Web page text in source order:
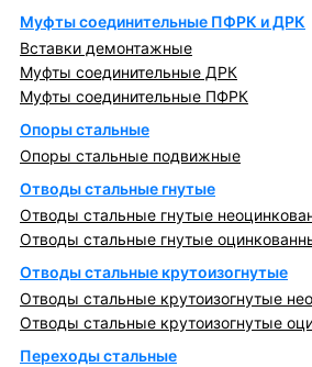
Муфты соединительные ПФРК и ДРК
Вставки демонтажные
Муфты соединительные ДРК
Муфты соединительные ПФРК
Опоры стальные
Опоры стальные подвижные
Отводы стальные гнутые
Отводы стальные гнутые
Отводы стальные гнутые
Отводы стальные крутоизогнутые
Отводы стальные крутоизогнутые
Отводы стальные крутоизогнутые
Переходы стальные